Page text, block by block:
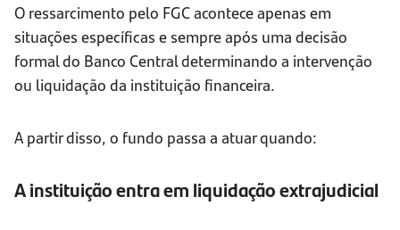
O ressarcimento pelo FGC acontece apenas em
situações específicas e sempre após uma decisão
formal do Banco Central determinando a intervenção
ou liquidação da instituição financeira.
A partir disso, o fundo passa a atuar quando:
A instituição entra em liquidação extrajudicial